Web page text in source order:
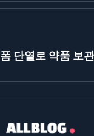
단열로 약품 보